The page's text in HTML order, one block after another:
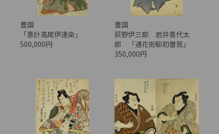
豊国
「意計高尾伊達染」
500,000円
豊国
荻野伊三郎 岩井喜代太
郎 「通花街馴初曽我」
350,000円